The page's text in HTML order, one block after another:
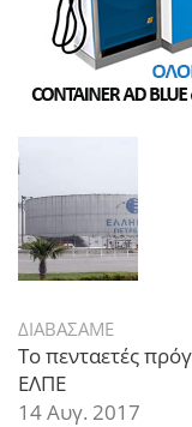
ΔΙΑΒΑΣΑΜΕ
Το πενταετές
ΕΛΠΕ
14 Αυγ. 2017